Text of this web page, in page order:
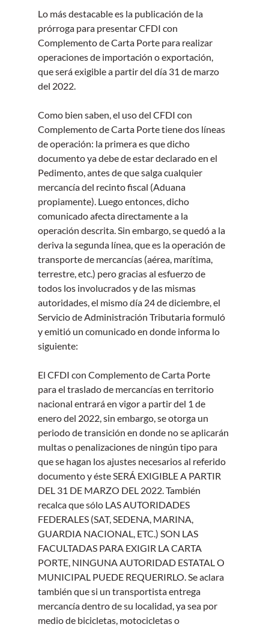
Lo más destacable es la publicación de la
prórroga para presentar CFDI con
Complemento de Carta Porte para realizar
operaciones de importación o exportación,
que será exigible a partir del día 31 de marzo
del 2022.
Como bien saben, el uso del CFDI con
Complemento de Carta Porte tiene dos líneas
de operación: la primera es que dicho
documento ya debe de estar declarado en el
Pedimento, antes de que salga cualquier
mercancía del recinto fiscal (Aduana
propiamente). Luego entonces, dicho
comunicado afecta directamente a la
operación descrita. Sin embargo, se quedó a la
deriva la segunda línea, que es la operación de
transporte de mercancías (aérea, marítima,
terrestre, etc.) pero gracias al esfuerzo de
todos los involucrados y de las mismas
autoridades, el mismo día 24 de diciembre, el
Servicio de Administración Tributaria formuló
y emitió un comunicado en donde informa lo
siguiente:
El CFDI con Complemento de Carta Porte
para el traslado de mercancías en territorio
nacional entrará en vigor a partir del 1 de
enero del 2022, sin embargo, se otorga un
periodo de transición en donde no se aplicarán
multas o penalizaciones de ningún tipo para
que se hagan los ajustes necesarios al referido
documento y éste SERÁ EXIGIBLE A PARTIR
DEL 31 DE MARZO DEL 2022. También
recalca que sólo LAS AUTORIDADES
FEDERALES (SAT, SEDENA, MARINA,
GUARDIA NACIONAL, ETC.) SON LAS
FACULTADAS PARA EXIGIR LA CARTA
PORTE, NINGUNA AUTORIDAD ESTATAL O
MUNICIPAL PUEDE REQUERIRLO. Se aclara
también que si un transportista entrega
mercancía dentro de su localidad, ya sea por
medio de bicicletas, motocicletas o